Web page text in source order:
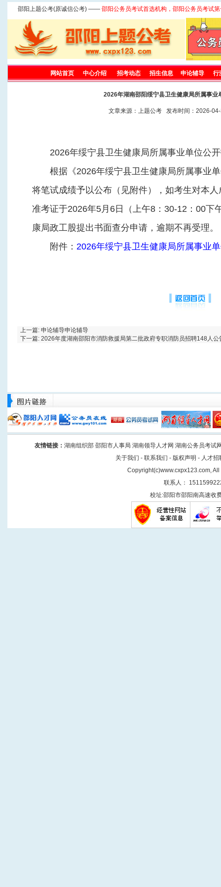
邵阳上题公考(原诚信公考) —— 邵阳公务员考试首选机构，邵阳公务员考试
网站首页 中心介绍 招考动态 招生信息 申论辅导 行
2026年湖南邵阳绥宁县卫生健康局所属事业
文章来源：上题公考 发布时间：2026-
2026年绥宁县卫生健康局所属事业单位公
根据《2026年绥宁县卫生健康局所属事业
将笔试成绩予以公布（见附件），如考生对本
准考证于2026年5月6日（上午8：30-12：00
康局政工股提出书面查分申请，逾期不再受理。
附件： 2026年绥宁县卫生健康局所属事业
上一篇: 申论辅导申论辅导
下一篇: 2026年度湖南邵阳市消防救援局第二批政府专职消防员招聘148人公
友情链接 ： 湖南组织部 邵阳市人事局 湖南领导人才网 湖南公务员考试
关于我们 - 联系我们 - 版权声明 - 人才招
Copyright(c)www.cxpx123.com,
联系人：
校址:邵阳市邵阳南高速收